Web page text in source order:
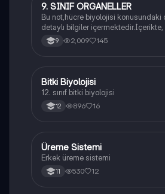
Biyoloji
9. SINIF ORGANELLER
Bu not,hücre biyolojisi konusundaki
detaylı bilgiler içermektedir.İçerikte,
yapısı,fonksiyonları ve hücre içindeki
açıklanmaktadır.
9 2,009 145
Biyoloji
Bitki Biyolojisi
12. sınıf bitki biyolojisi
12 896 16
Biyoloji
Üreme Sistemi
Erkek üreme sistemi
11 530 12